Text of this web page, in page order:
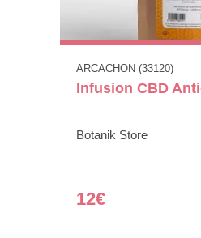
ARCACHON (33120)
Infusion CBD
Botanik Store
12€